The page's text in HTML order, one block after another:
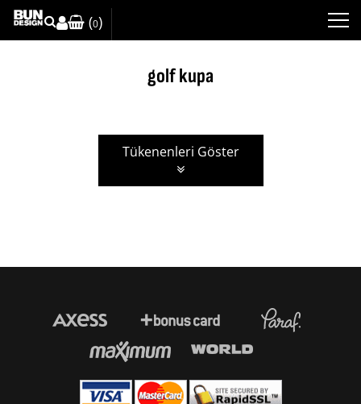
(0)
golf kupa
Tükenenleri Göster